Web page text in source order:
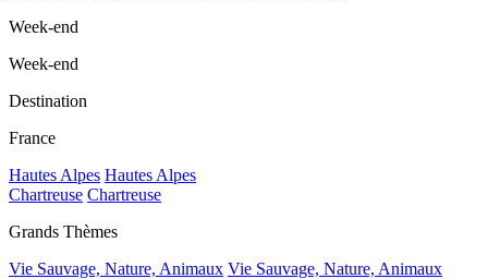
Week-end
Week-end
Destination
France
Hautes Alpes Hautes Alpes
Chartreuse Chartreuse
Grands Thèmes
Vie Sauvage, Nature, Animaux Vie Sauvage, Nature, Animaux